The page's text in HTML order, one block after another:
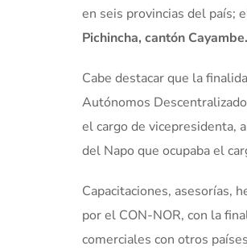
en seis provincias del país;
Pichincha, cantón Cayambe.
Cabe destacar que la
Autónomos
el cargo de vicepresidenta,
del Napo que ocupaba el
Capacitaciones, asesorías,
por el CON-NOR, con la
comerciales con otros